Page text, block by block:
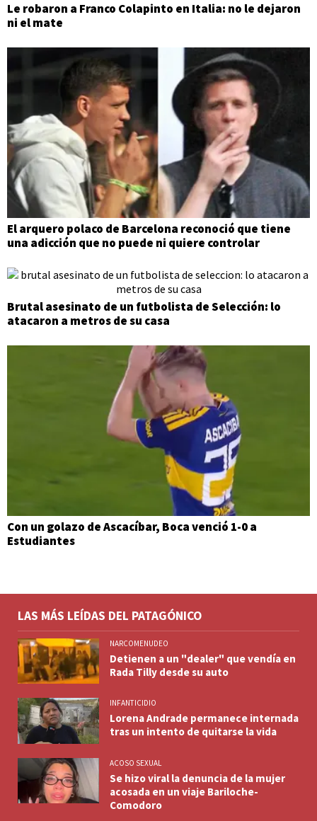
Le robaron a Franco Colapinto en Italia: no le dejaron
ni el mate
El arquero polaco de Barcelona reconoció que tiene
una adicción que no puede ni quiere controlar
Brutal asesinato de un futbolista de Selección: lo
atacaron a metros de su casa
Con un golazo de Ascacíbar, Boca venció 1-0 a
Estudiantes
LAS MÁS LEÍDAS DEL PATAGÓNICO
NARCOMENUDEO
Detienen a un "dealer" que vendía en
Rada Tilly desde su auto
INFANTICIDIO
Lorena Andrade permanece internada
tras un intento de quitarse la vida
ACOSO SEXUAL
Se hizo viral la denuncia de la mujer
acosada en un viaje Bariloche-
Comodoro